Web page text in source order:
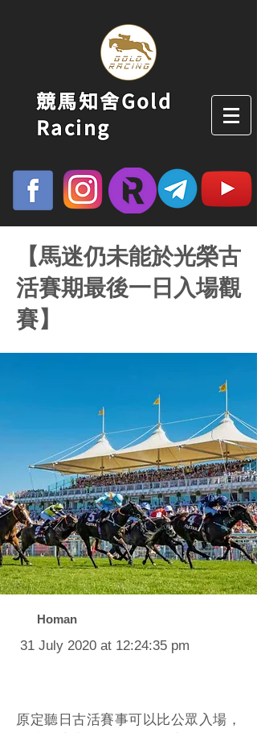
競馬知舍Gold
Racing
【馬迷仍未能於光榮古
活賽期最後一日入場觀
賽】
Homan
31 July 2020 at 12:24:35 pm
原定聽日古活賽事可以比公眾入場，